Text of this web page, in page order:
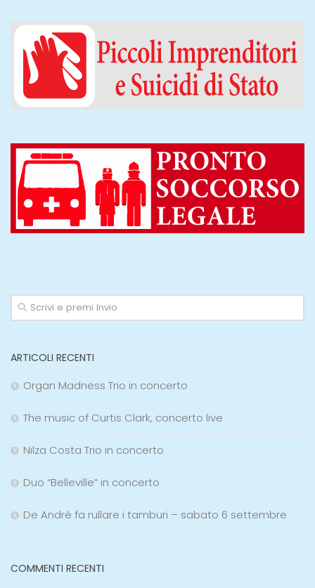
ARTICOLI RECENTI
Organ Madness Trio in concerto
The music of Curtis Clark, concerto live
Nilza Costa Trio in concerto
Duo “Belleville” in concerto
De André fa rullare i tamburi – sabato 6 settembre
COMMENTI RECENTI